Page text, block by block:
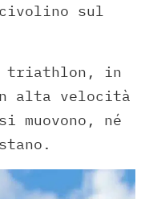
sul
i triathlon, in
alta velocità
muovono, né